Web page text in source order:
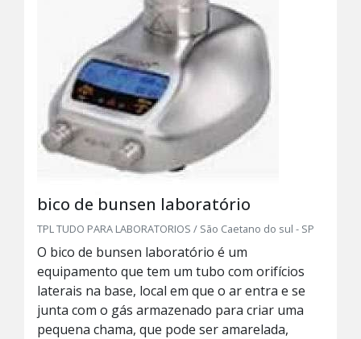
bico de bunsen laboratório
TPL TUDO PARA LABORATORIOS / São Caetano do sul - SP
O bico de bunsen laboratório é um
equipamento que tem um tubo com orifícios
laterais na base, local em que o ar entra e se
junta com o gás armazenado para criar uma
pequena chama, que pode ser amarelada,